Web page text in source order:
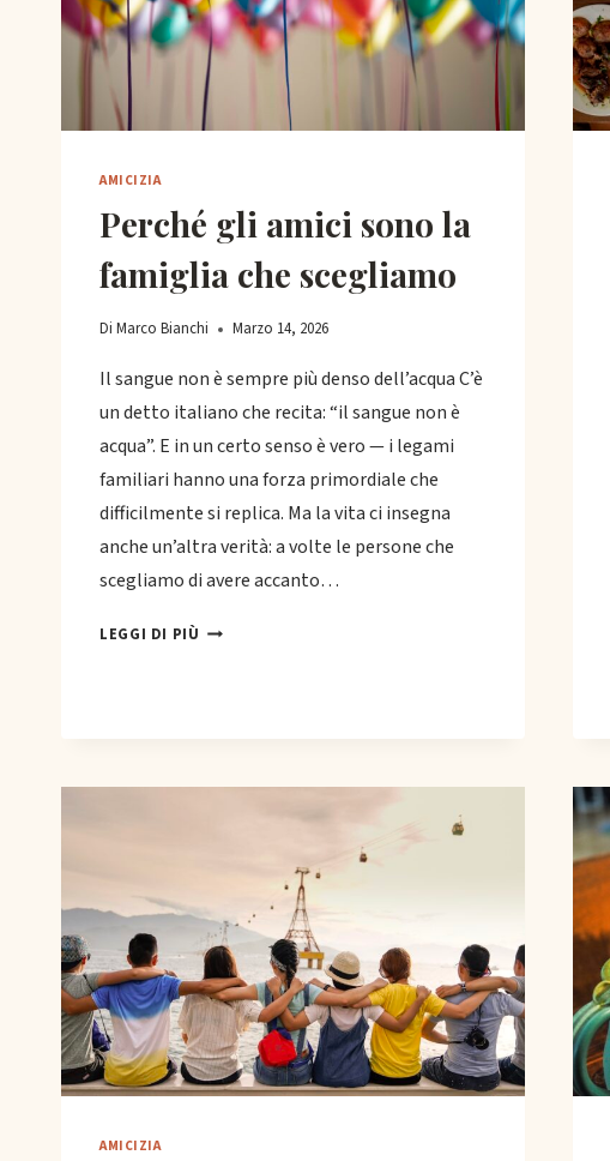
AMICIZIA
Perché gli amici sono la
famiglia che scegliamo
Di Marco Bianchi Marzo 14, 2026
Il sangue non è sempre più denso dell’acqua C’è
un detto italiano che recita: “il sangue non è
acqua”. E in un certo senso è vero — i legami
familiari hanno una forza primordiale che
difficilmente si replica. Ma la vita ci insegna
anche un’altra verità: a volte le persone che
scegliamo di avere accanto…
LEGGI DI PIÙ PERCHÉ
CHE
AMICIZIA